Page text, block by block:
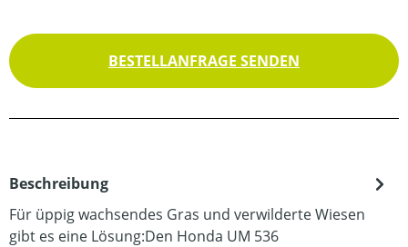
BESTELLANFRAGE SENDEN
Beschreibung
Für üppig wachsendes Gras und verwilderte Wiesen
gibt es eine Lösung:Den Honda UM 536